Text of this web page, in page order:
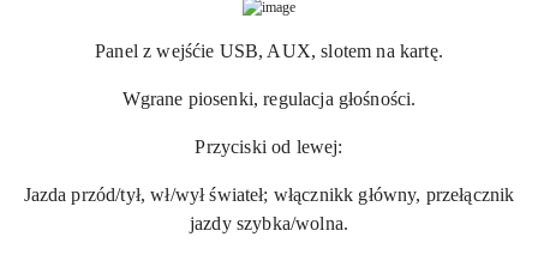
Panel z wejśćie USB, AUX, slotem na kartę.
Wgrane piosenki, regulacja głośności.
Przyciski od lewej:
Jazda przód/tył, wł/wył świateł; włącznikk główny, przełącznik
jazdy szybka/wolna.